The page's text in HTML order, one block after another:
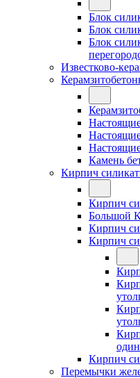
Блок
Блок
Блок
Известково-
Камень
Кирпич
Кирпич
Большой
Кирпич
Кирпич
Кирпич
Перемычки